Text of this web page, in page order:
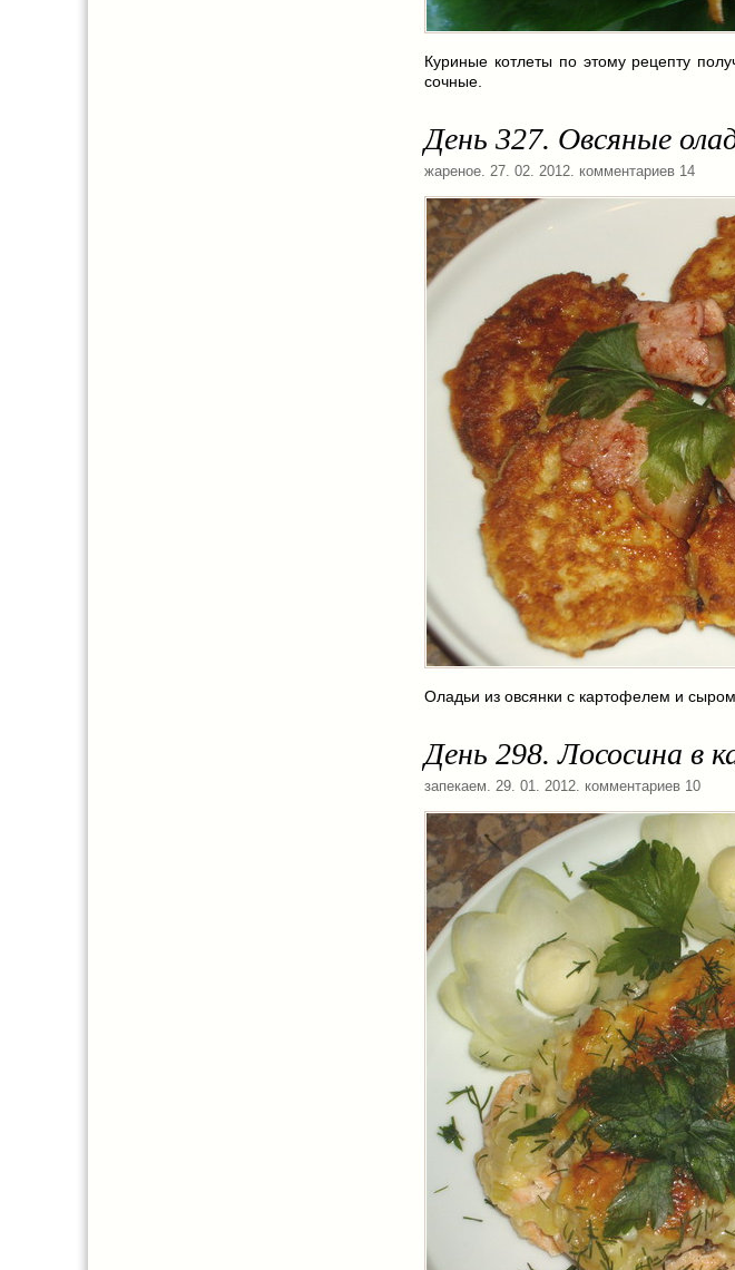
Куриные котлеты по этому рецепту
сочные.
День 327. Овсяные
жареное . 27. 02. 2012. комментариев 14
Оладьи из овсянки с картофелем и
День 298. Лососина в
запекаем . 29. 01. 2012. комментариев 10